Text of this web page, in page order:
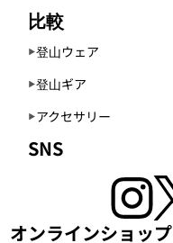
比較
登山ウェア
登山ギア
アクセサリー
SNS
オンラインショップ